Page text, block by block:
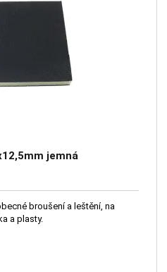
jemná
broušení a leštění, na
a plasty.